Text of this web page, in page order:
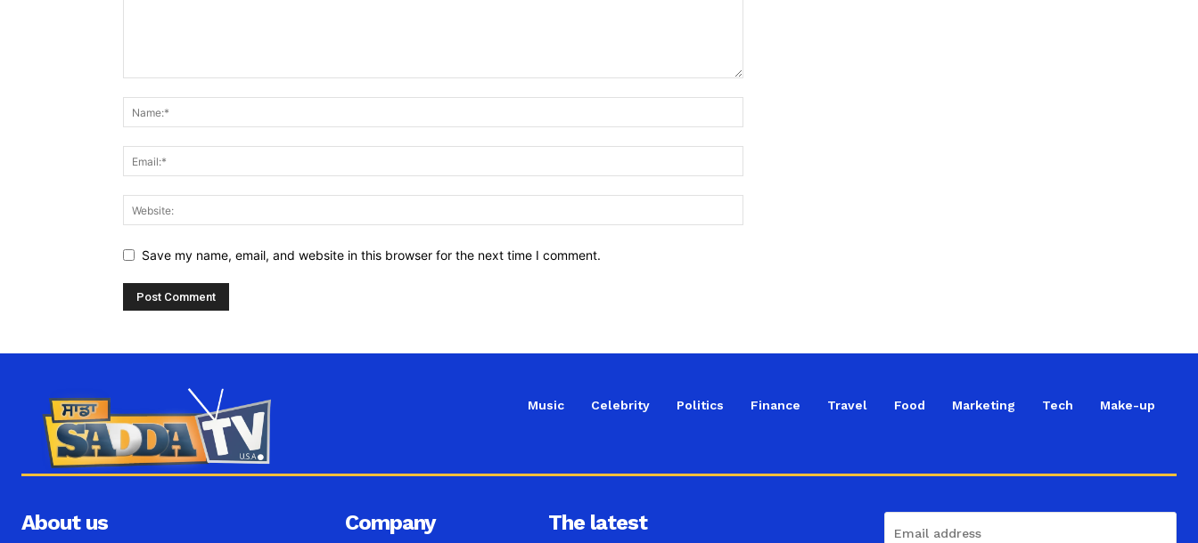
Save my name, email, and website in this browser for the next time I comment.
Music Celebrity Politics Finance Travel Food Marketing Tech Make-up
About us Company The latest